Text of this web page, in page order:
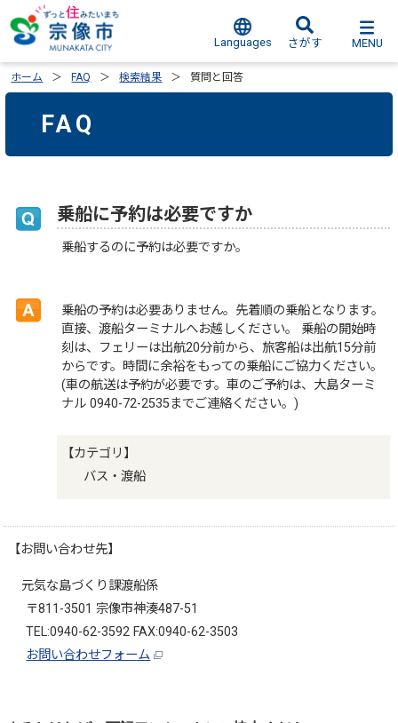
Languages さがす MENU
ホーム FAQ 検索結果 質問と回答
FAQ
乗船に予約は必要ですか
乗船するのに予約は必要ですか。
乗船の予約は必要ありません。先着順の乗船となります。
直接、渡船ターミナルへお越しください。 乗船の開始時
刻は、フェリーは出航20分前から、旅客船は出航15分前
からです。時間に余裕をもっての乗船にご協力ください。
(車の航送は予約が必要です。車のご予約は、大島ターミ
ナル 0940-72-2535までご連絡ください。)
【カテゴリ】
バス・渡船
【お問い合わせ先】
元気な島づくり課渡船係
〒811-3501 宗像市神湊487-51
TEL:0940-62-3592 FAX:0940-62-3503
お問い合わせフォーム